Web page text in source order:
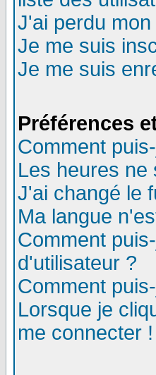
J'ai perdu
Je me suis
Je me suis
Préférences
Comment
Les heures ne
J'ai changé le
Ma langue
Comment
d'utilisateur ?
Comment
Lorsque je
me connecter !